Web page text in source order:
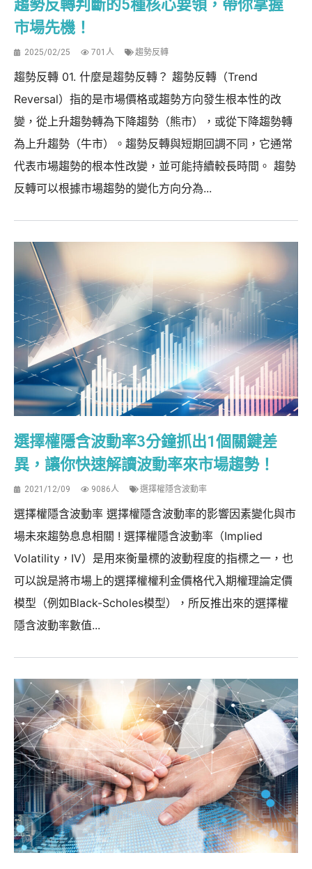
趨勢反轉判斷的5種核心要領，帶你掌握
市場先機！
2025/02/25 701人 趨勢反轉
趨勢反轉 01. 什麼是趨勢反轉？ 趨勢反轉（Trend
Reversal）指的是市場價格或趨勢方向發生根本性的改
變，從上升趨勢轉為下降趨勢（熊市），或從下降趨勢轉
為上升趨勢（牛市）。趨勢反轉與短期回調不同，它通常
代表市場趨勢的根本性改變，並可能持續較長時間。 趨勢
反轉可以根據市場趨勢的變化方向分為...
選擇權隱含波動率3分鐘抓出1個關鍵差
異，讓你快速解讀波動率來市場趨勢！
2021/12/09 9086人 選擇權隱含波動率
選擇權隱含波動率 選擇權隱含波動率的影響因素變化與市
場未來趨勢息息相關 ! 選擇權隱含波動率（Implied
Volatility，IV）是用來衡量標的波動程度的指標之一，也
可以說是將市場上的選擇權權利金價格代入期權理論定價
模型（例如Black-Scholes模型），所反推出來的選擇權
隱含波動率數值...